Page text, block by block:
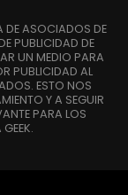
DE ASOCIADOS DE
PUBLICIDAD DE
UN MEDIO PARA
PUBLICIDAD AL
ESTO NOS
Y A SEGUIR
PARA LOS